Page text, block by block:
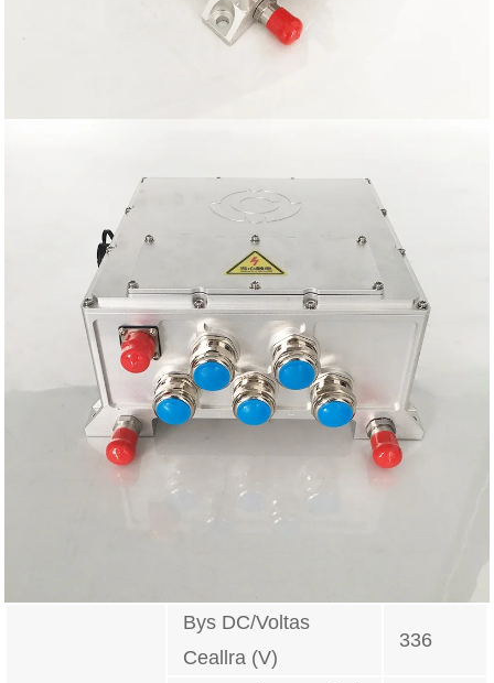
Bys DC/Voltas
Ceallra (V)
336